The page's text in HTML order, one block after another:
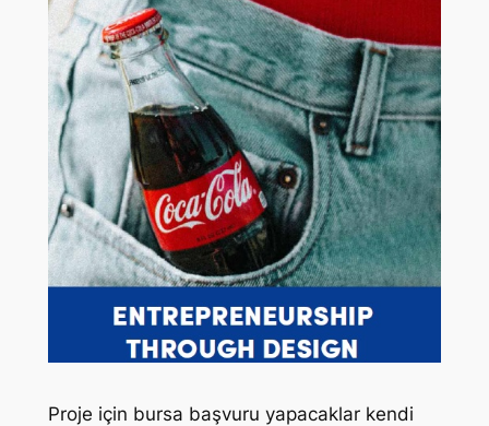
Proje için bursa başvuru yapacaklar kendi